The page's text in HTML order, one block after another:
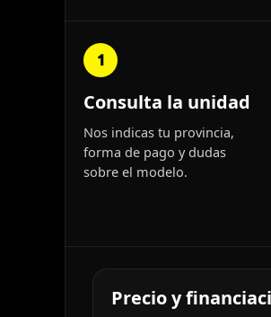
1
Consulta la unidad
Nos indicas tu provincia,
forma de pago y dudas
sobre el modelo.
Precio y